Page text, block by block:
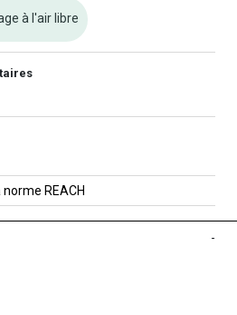
à l'air libre
REACH
-